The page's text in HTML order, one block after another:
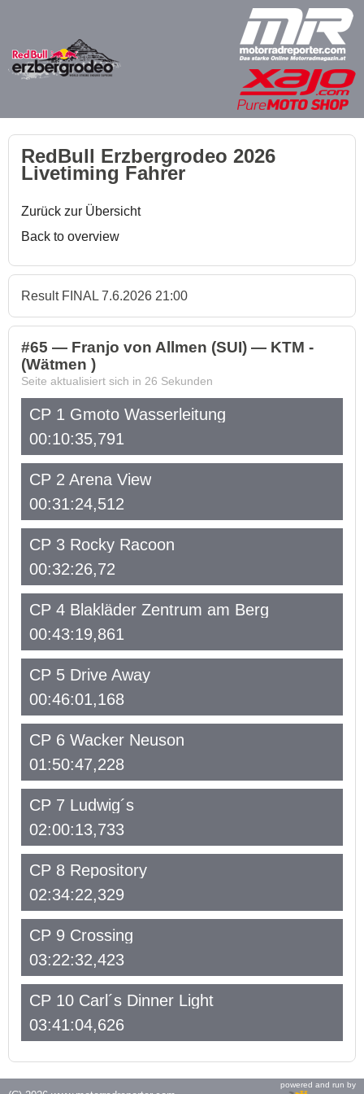
RedBull Erzbergrodeo 2026
Livetiming Fahrer
Zurück zur Übersicht
Back to overview
Result FINAL 7.6.2026 21:00
#65 — Franjo von Allmen (SUI) — KTM -
(Wätmen )
Seite aktualisiert sich in 26 Sekunden
CP 1 Gmoto Wasserleitung
00:10:35,791
CP 2 Arena View
00:31:24,512
CP 3 Rocky Racoon
00:32:26,72
CP 4 Blakläder Zentrum am Berg
00:43:19,861
CP 5 Drive Away
00:46:01,168
CP 6 Wacker Neuson
01:50:47,228
CP 7 Ludwig´s
02:00:13,733
CP 8 Repository
02:34:22,329
CP 9 Crossing
03:22:32,423
CP 10 Carl´s Dinner Light
03:41:04,626
powered and run by